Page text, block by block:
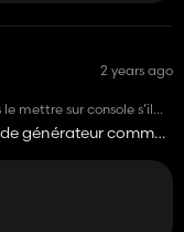
2 years ago
mettre sur console s’il
de générateur comme